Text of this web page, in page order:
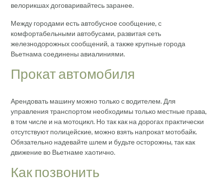
велорикшах договаривайтесь заранее.
Между городами есть автобусное сообщение, с
комфортабельными автобусами, развитая сеть
железнодорожных сообщений, а также крупные города
Вьетнама соединены авиалиниями.
Прокат автомобиля
Арендовать машину можно только с водителем. Для
управления транспортом необходимы только местные права,
в том числе и на мотоцикл. Но так как на дорогах практически
отсутствуют полицейские, можно взять напрокат мотобайк.
Обязательно надевайте шлем и будьте осторожны, так как
движение во Вьетнаме хаотично.
Как позвонить